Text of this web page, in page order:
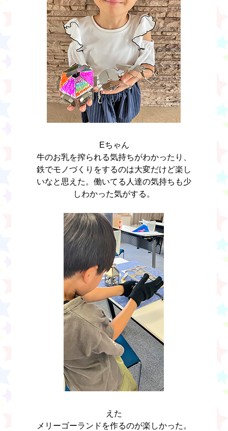
Eちゃん
牛のお乳を搾られる気持ちがわかったり、
鉄でモノづくりをするのは大変だけど楽し
いなと思えた。働いてる人達の気持ちも少
しわかった気がする。
えた
メリーゴーランドを作るのが楽しかった。